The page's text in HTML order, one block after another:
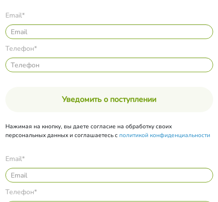
Email*
Телефон*
Уведомить о поступлении
Нажимая на кнопку, вы даете согласие на обработку своих
персональных данных и соглашаетесь с политикой конфиденциальности
Email*
Телефон*